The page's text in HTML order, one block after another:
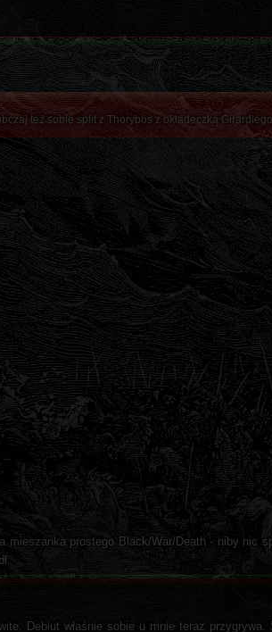
też sobie split z Thorybos z okładeczką
mieszanka prostego Black/War/Death - niby nic
Debiut właśnie sobie u mnie teraz